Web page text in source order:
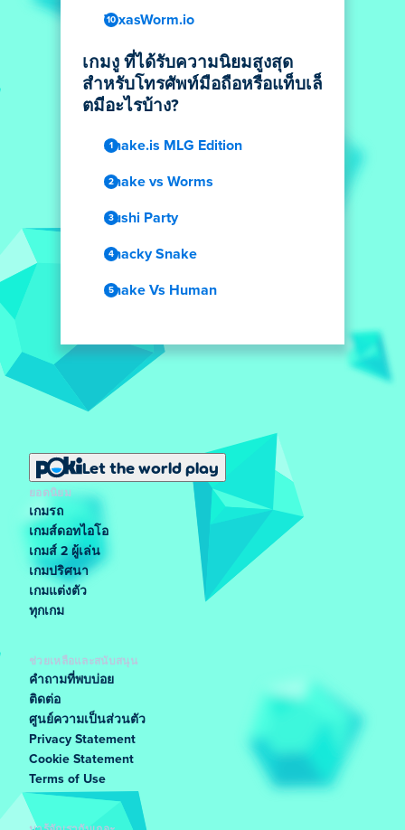
TexasWorm.io
เกมงู ที่ได้รับความนิยมสูงสุด
สำหรับโทรศัพท์มือถือหรือแท็บเล็
ตมีอะไรบ้าง?
Snake.is MLG Edition
Snake vs Worms
Sushi Party
Snacky Snake
Snake Vs Human
Let the world play
ยอดนิยม
เกมรถ
เกมส์ดอทไอโอ
เกมส์ 2 ผู้เล่น
เกมปริศนา
เกมแต่งตัว
ทุกเกม
ช่วยเหลือและสนับสนุน
คำถามที่พบบ่อย
ติดต่อ
ศูนย์ความเป็นส่วนตัว
Privacy Statement
Cookie Statement
Terms of Use